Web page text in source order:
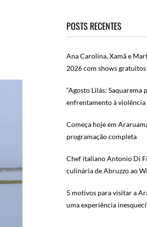
POSTS RECENTES
Ana Carolina, Xamã e
2026 com shows gratuitos
“Agosto Lilás: Saquarema
enfrentamento à
Começa hoje em
programação completa
Chef italiano Antonio Di
culinária de Abruzzo ao
5 motivos para visitar a
uma experiência